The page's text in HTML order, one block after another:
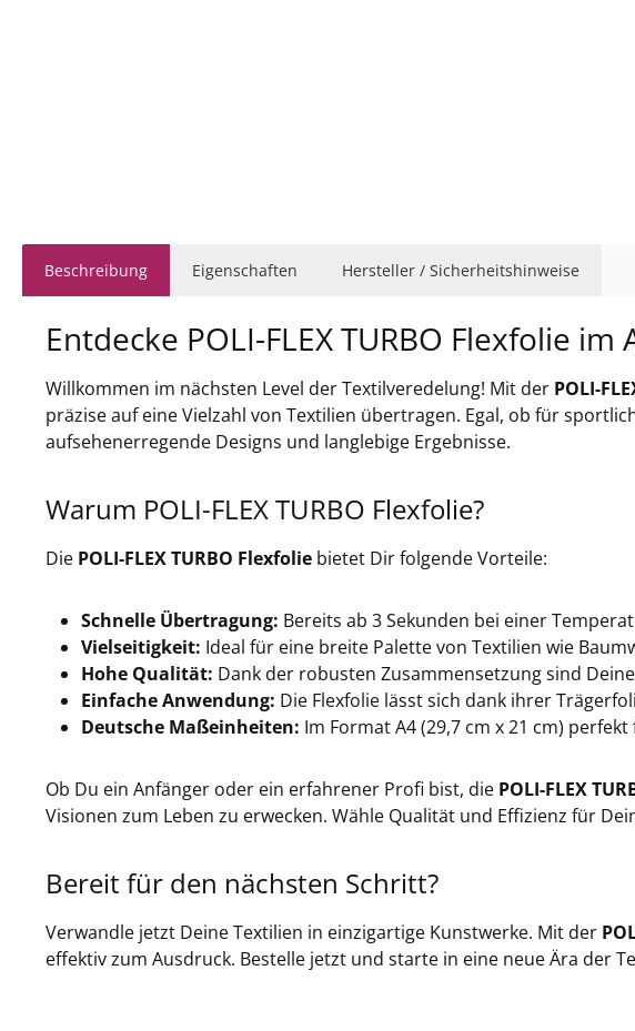
Beschreibung Eigenschaften Hersteller / Sicherheitshinweise
Entdecke POLI-FLEX TURBO Flexfolie im
Willkommen im nächsten Level der Textilveredelung! Mit der POLI-
präzise auf eine Vielzahl von Textilien übertragen. Egal, ob für
aufsehenerregende Designs und langlebige Ergebnisse.
Warum POLI-FLEX TURBO Flexfolie?
Die POLI-FLEX TURBO Flexfolie bietet Dir folgende Vorteile:
Schnelle Übertragung: Bereits ab 3 Sekunden bei einer
Vielseitigkeit: Ideal für eine breite Palette von Textilien wie
Hohe Qualität: Dank der robusten Zusammensetzung sind
Einfache Anwendung: Die Flexfolie lässt sich dank ihrer
Deutsche Maßeinheiten: Im Format A4 (29,7 cm x 21 cm)
Ob Du ein Anfänger oder ein erfahrener Profi bist, die POLI-FLEX
Visionen zum Leben zu erwecken. Wähle Qualität und Effizienz für
Bereit für den nächsten Schritt?
Verwandle jetzt Deine Textilien in einzigartige Kunstwerke. Mit der
effektiv zum Ausdruck. Bestelle jetzt und starte in eine neue Ära der